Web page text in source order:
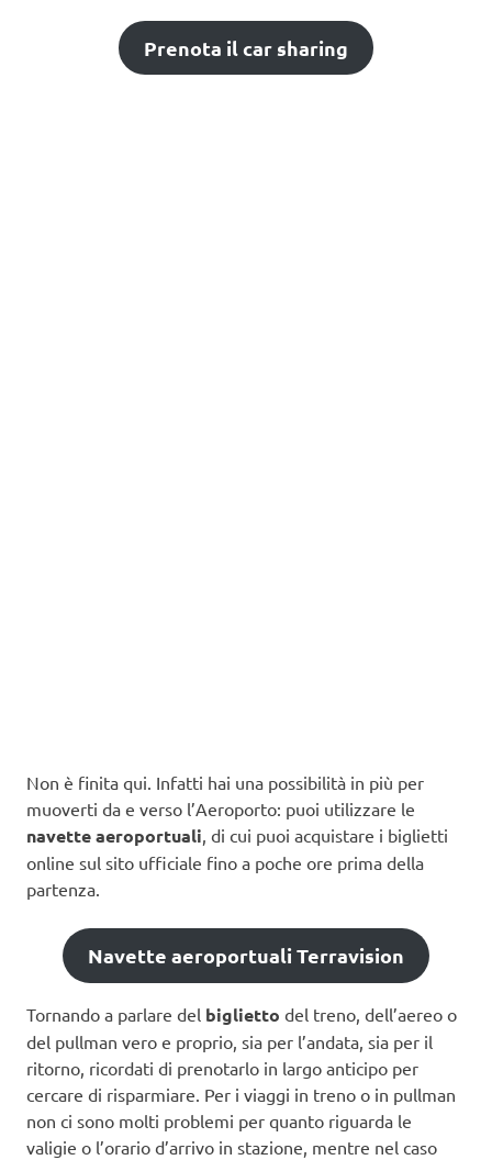
Prenota il car sharing
Non è finita qui. Infatti hai una possibilità in più per
muoverti da e verso l’Aeroporto: puoi utilizzare le
navette aeroportuali, di cui puoi acquistare i biglietti
online sul sito ufficiale fino a poche ore prima della
partenza.
Navette aeroportuali Terravision
Tornando a parlare del biglietto del treno, dell’aereo o
del pullman vero e proprio, sia per l’andata, sia per il
ritorno, ricordati di prenotarlo in largo anticipo per
cercare di risparmiare. Per i viaggi in treno o in pullman
non ci sono molti problemi per quanto riguarda le
valigie o l’orario d’arrivo in stazione, mentre nel caso